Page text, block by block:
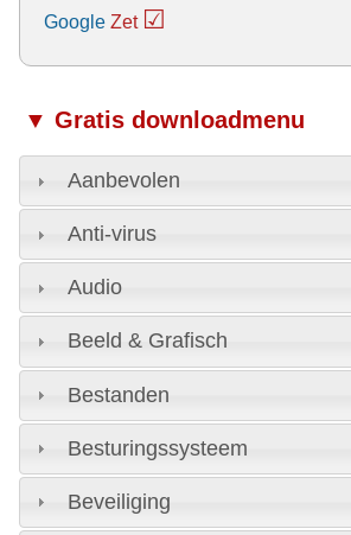
Google Zet ☑
▼ Gratis downloadmenu
Aanbevolen
Anti-virus
Audio
Beeld & Grafisch
Bestanden
Besturingssysteem
Beveiliging